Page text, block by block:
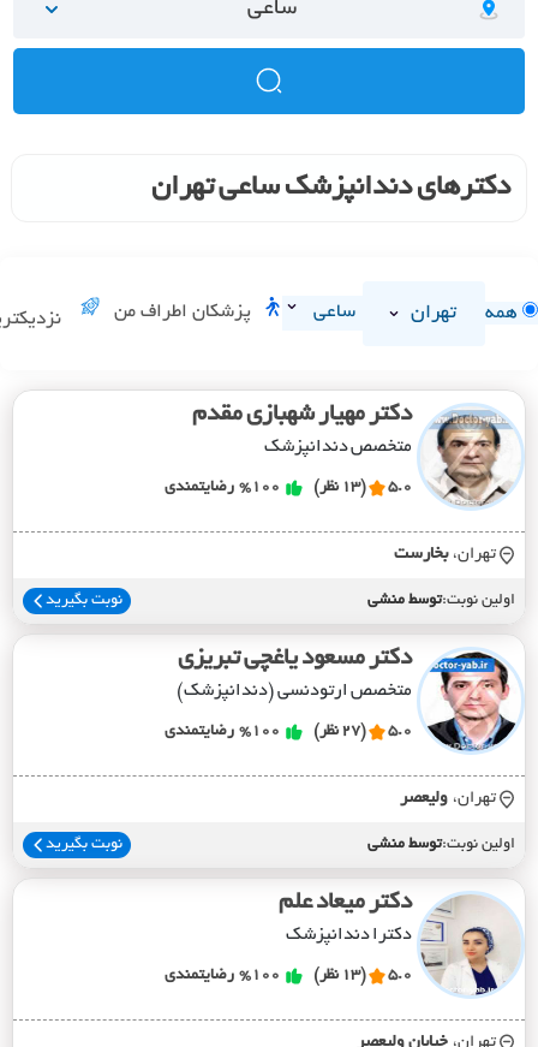
ساعی
دکترهای دندانپزشک ساعی تهران
همه تهران ساعی پزشکان اطراف من
دکتر مهیار شهبازی مقدم
متخصص دندانپزشک
5.0 (13 نظر) %100 رضایتمندی
تهران، بخارست
اولین نوبت:توسط منشی نوبت بگیرید
دکتر مسعود یاغچی تبریزی
متخصص ارتودنسی (دندانپزشک)
5.0 (27 نظر) %100 رضایتمندی
تهران، وليعصر
اولین نوبت:توسط منشی نوبت بگیرید
دکتر میعاد علم
دکترا دندانپزشک
5.0 (13 نظر) %100 رضایتمندی
تهران، خيابان وليعصر